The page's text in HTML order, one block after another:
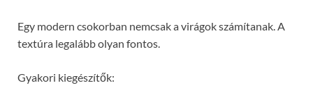
Egy modern csokorban nemcsak a virágok számítanak. A
textúra legalább olyan fontos.
Gyakori kiegészítők: